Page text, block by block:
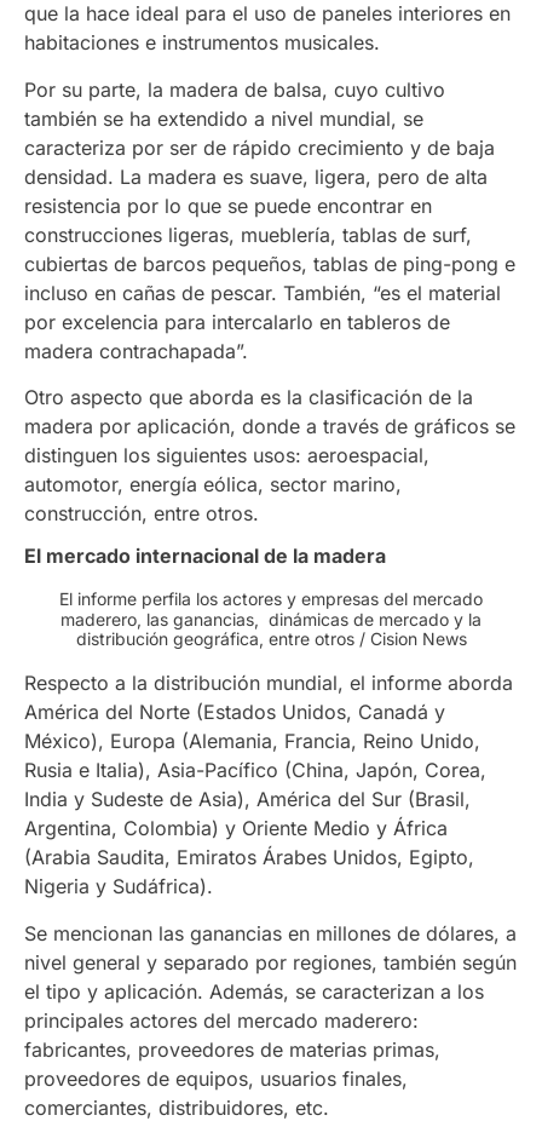
que la hace ideal para el uso de paneles interiores en
habitaciones e instrumentos musicales.
Por su parte, la madera de balsa, cuyo cultivo
también se ha extendido a nivel mundial, se
caracteriza por ser de rápido crecimiento y de baja
densidad. La madera es suave, ligera, pero de alta
resistencia por lo que se puede encontrar en
construcciones ligeras, mueblería, tablas de surf,
cubiertas de barcos pequeños, tablas de ping-pong e
incluso en cañas de pescar. También, “es el material
por excelencia para intercalarlo en tableros de
madera contrachapada”.
Otro aspecto que aborda es la clasificación de la
madera por aplicación, donde a través de gráficos se
distinguen los siguientes usos: aeroespacial,
automotor, energía eólica, sector marino,
construcción, entre otros.
El mercado internacional de la madera
El informe perfila los actores y empresas del mercado
maderero, las ganancias, dinámicas de mercado y la
distribución geográfica, entre otros / Cision News
Respecto a la distribución mundial, el informe aborda
América del Norte (Estados Unidos, Canadá y
México), Europa (Alemania, Francia, Reino Unido,
Rusia e Italia), Asia-Pacífico (China, Japón, Corea,
India y Sudeste de Asia), América del Sur (Brasil,
Argentina, Colombia) y Oriente Medio y África
(Arabia Saudita, Emiratos Árabes Unidos, Egipto,
Nigeria y Sudáfrica).
Se mencionan las ganancias en millones de dólares, a
nivel general y separado por regiones, también según
el tipo y aplicación. Además, se caracterizan a los
principales actores del mercado maderero:
fabricantes, proveedores de materias primas,
proveedores de equipos, usuarios finales,
comerciantes, distribuidores, etc.